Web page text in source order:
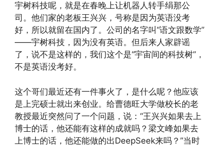
宇树科技呢，就是在春晚上让机器人转手绢那公
司。他们家的老板王兴兴，号称是因为英语没考
好，所以就留在国内了。公司的名字叫“语文跟数学”
——宇树科技，因为没有英语。但后来人家辟谣
了，说不是这样的，我们这个是“宇宙间的科技树”，
不是英语没考好。
这个哥们最近还有一件事火了，是什么呢？他应该
是上完硕士就出来创业。给曹德旺大学做校长的老
教授最近突然问了一个问题，说：“王兴兴如果去上
博士的话，他还能有这样的成就吗？梁文峰如果去
上博士的话，他还能做的出DeepSeek来吗？”当时